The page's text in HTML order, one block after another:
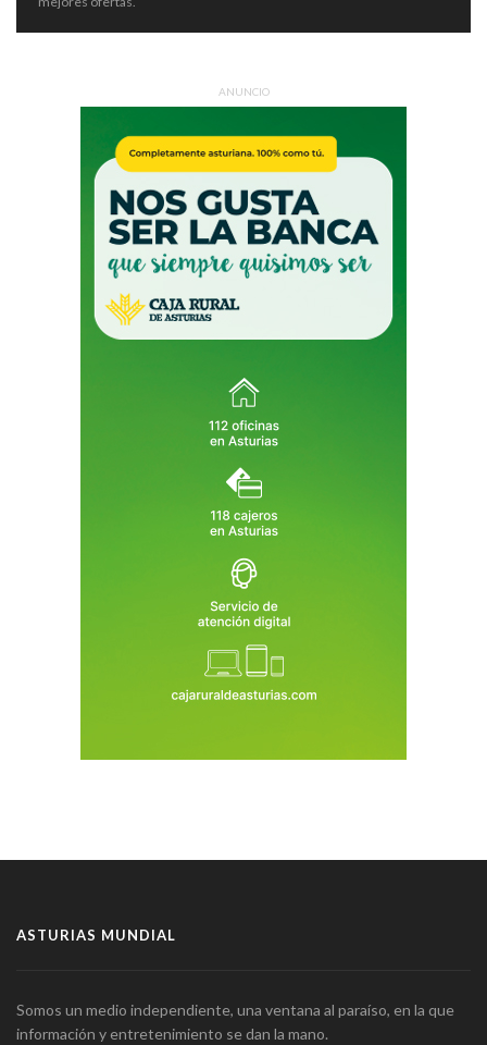
ANUNCIO
ASTURIAS MUNDIAL
Somos un medio independiente, una ventana al paraíso, en la que
información y entretenimiento se dan la mano.